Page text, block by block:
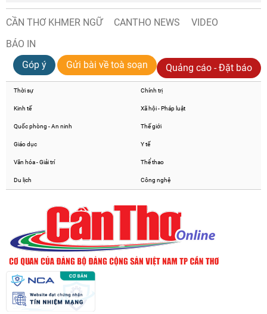
CẦN THƠ KHMER NGỮ CANTHO NEWS
VIDEO
BÁO IN
Góp ý
Gửi bài về toà soạn Quảng cáo - Đặt báo
Thời sự Chính trị
Kinh tế Xã hội - Pháp luật
Quốc phòng - An ninh Thế giới
Giáo dục Y tế
Văn hóa - Giải trí Thể thao
Du lịch Công nghệ